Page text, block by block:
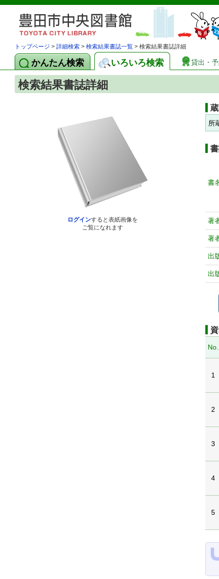
トップページ > 詳細検索 > 検索結果書誌一覧 > 検索結果書誌詳細
かんたん検索 いろいろ検索 貸出・
検索結果書誌詳細
ログインすると表紙画像を
ご覧になれます
所
書
著
著
出
出
No.
1
2
3
4
5